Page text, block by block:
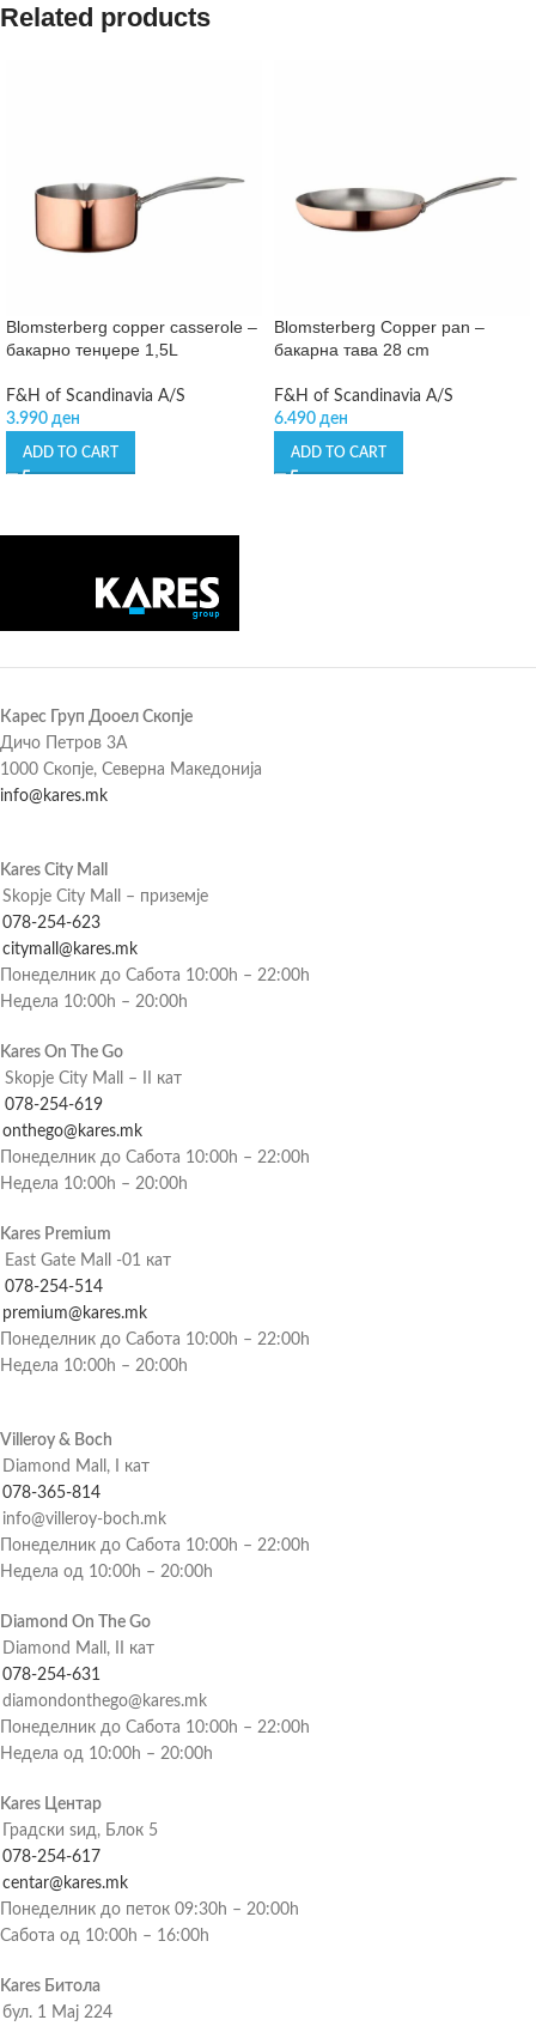
Related products
Blomsterberg copper casserole –
бакарно тенџере 1,5L
F&H of Scandinavia A/S
3.990 ден
ADD TO CART
Blomsterberg Copper pan –
бакарна тава 28 cm
F&H of Scandinavia A/S
6.490 ден
ADD TO CART
Карес Груп Дооел Скопје
Дичо Петров 3А
1000 Скопје, Северна Македонија
info@kares.mk
Kares City Mall
Skopje City Mall – приземје
078-254-623
citymall@kares.mk
Понеделник до Сабота 10:00h – 22:00h
Недела 10:00h – 20:00h
Kares On The Go
Skopje City Mall – II кат
078-254-619
onthego@kares.mk
Понеделник до Сабота 10:00h – 22:00h
Недела 10:00h – 20:00h
Kares Premium
East Gate Mall -01 кат
078-254-514
premium@kares.mk
Понеделник до Сабота 10:00h – 22:00h
Недела 10:00h – 20:00h
Villeroy & Boch
Diamond Mall, I кат
078-365-814
info@villeroy-boch.mk
Понеделник до Сабота 10:00h – 22:00h
Недела од 10:00h – 20:00h
Diamond On The Go
Diamond Mall, II кат
078-254-631
diamondonthego@kares.mk
Понеделник до Сабота 10:00h – 22:00h
Недела од 10:00h – 20:00h
Kares Центар
Градски ѕид, Блок 5
078-254-617
centar@kares.mk
Понеделник до петок 09:30h – 20:00h
Сабота од 10:00h – 16:00h
Kares Битола
бул. 1 Мај 224